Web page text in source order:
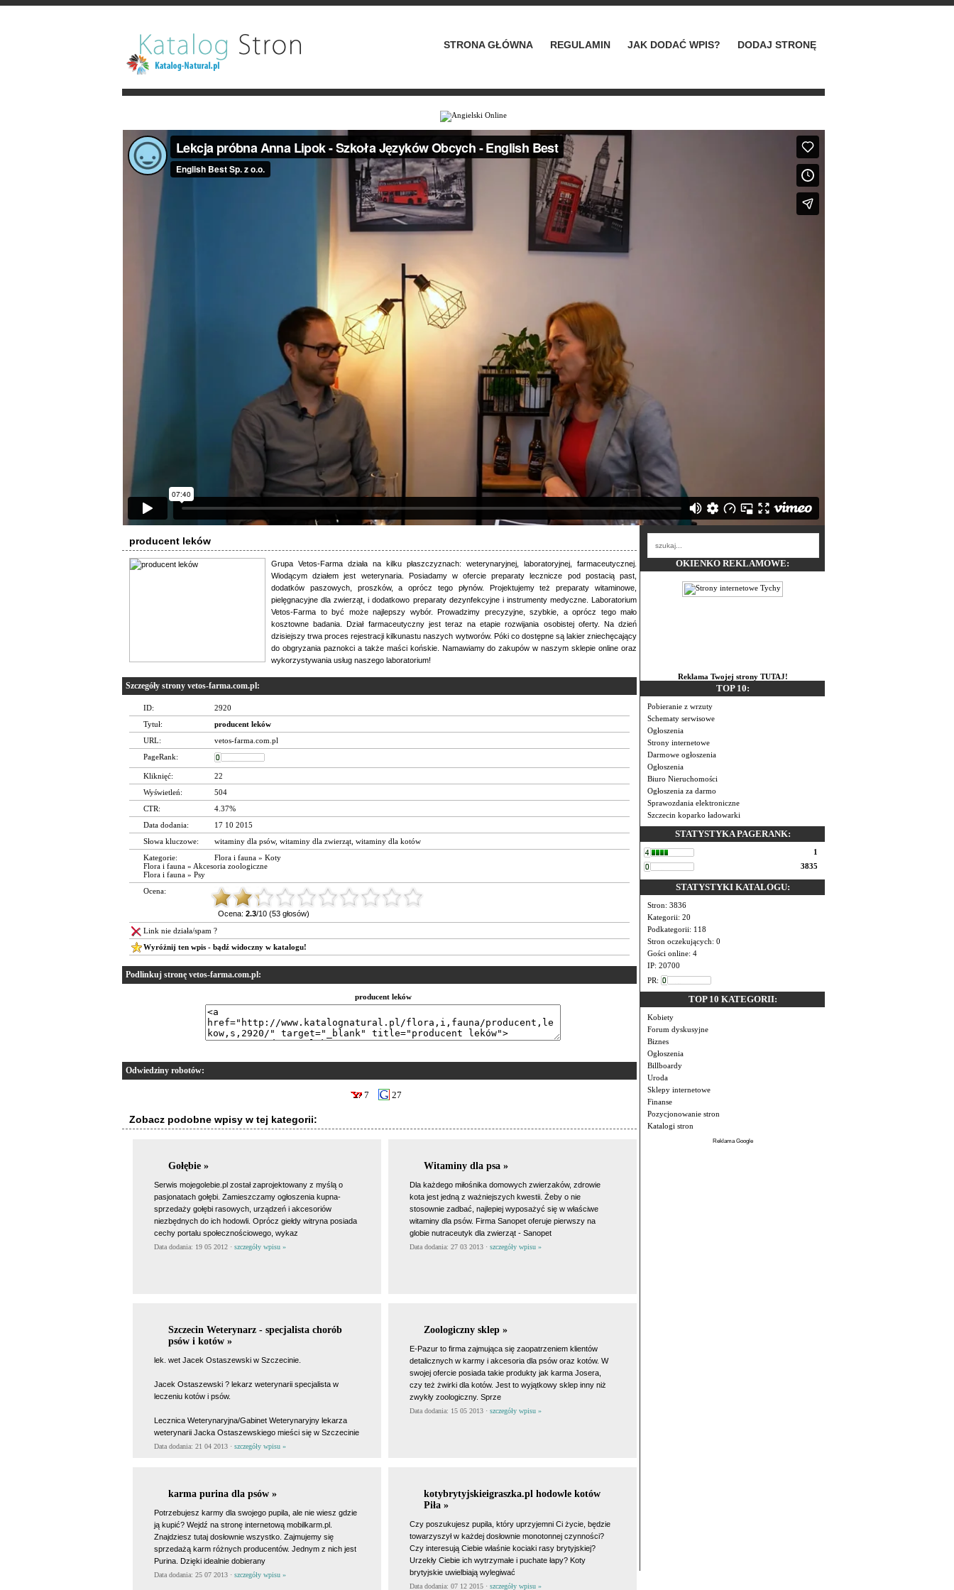
STRONA GŁÓWNA REGULAMIN JAK DODAĆ WPIS? DODAJ STRONĘ
OKIENKO REKLAMOWE:
Reklama Twojej strony TUTAJ!
TOP 10:
Pobieranie z wrzuty
Schematy serwisowe
Ogłoszenia
Strony internetowe
Darmowe ogłoszenia
Ogłoszenia
Biuro Nieruchomości
Ogłoszenia za darmo
Sprawozdania elektroniczne
Szczecin koparko ładowarki
STATYSTYKA PAGERANK:
1
3835
STATYSTYKI KATALOGU:
Stron: 3836
Kategorii: 20
Podkategorii: 118
Stron oczekujących: 0
Gości online: 4
IP: 20700
PR:
TOP 10 KATEGORII:
Kobiety
Forum dyskusyjne
Biznes
Ogłoszenia
Billboardy
Uroda
Sklepy internetowe
Finanse
Pozycjonowanie stron
Katalogi stron
Reklama Google
producent leków
Grupa Vetos-Farma działa na kilku płaszczyznach: weterynaryjnej, laboratoryjnej, farmaceutycznej.
Wiodącym działem jest weterynaria. Posiadamy w ofercie preparaty lecznicze pod postacią past,
dodatków paszowych, proszków, a oprócz tego płynów. Projektujemy też preparaty witaminowe,
pielęgnacyjne dla zwierząt, i dodatkowo preparaty dezynfekcyjne i instrumenty medyczne. Laboratorium
Vetos-Farma to być może najlepszy wybór. Prowadzimy precyzyjne, szybkie, a oprócz tego mało
kosztowne badania. Dział farmaceutyczny jest teraz na etapie rozwijania osobistej oferty. Na dzień
dzisiejszy trwa proces rejestracji kilkunastu naszych wytworów. Póki co dostępne są lakier zniechęcający
do obgryzania paznokci a także maści końskie. Namawiamy do zakupów w naszym sklepie online oraz
wykorzystywania usług naszego laboratorium!
Szczegóły strony vetos-farma.com.pl:
ID:
2920
Tytuł:
producent leków
URL:
vetos-farma.com.pl
PageRank:
Kliknięć:
22
Wyświetleń:
504
CTR:
4.37%
Data dodania:
17 10 2015
Słowa kluczowe:
witaminy dla psów, witaminy dla zwierząt witaminy dla kotów
Kategorie:
Flora i fauna » Koty
Flora i fauna » Akcesoria zoologiczne
Flora i fauna » Psy
Ocena:
Ocena: 2.3/10 (53 głosów)
Link nie działa/spam ?
Wyróżnij ten wpis - bądź widoczny w katalogu!
Podlinkuj stronę vetos-farma.com.pl:
producent leków
Odwiedziny robotów:
7 27
Zobacz podobne wpisy w tej kategorii:
Gołębie »
Serwis mojegolebie.pl został zaprojektowany z myślą o
pasjonatach gołębi. Zamieszczamy ogłoszenia kupna-
sprzedaży gołębi rasowych, urządzeń i akcesoriów
niezbędnych do ich hodowli. Oprócz giełdy witryna posiada
cechy portalu społecznościowego, wykaz
Data dodania: 19 05 2012 · szczegóły wpisu »
Witaminy dla psa »
Dla każdego miłośnika domowych zwierzaków, zdrowie
kota jest jedną z ważniejszych kwestii. Żeby o nie
stosownie zadbać, najlepiej wyposażyć się w właściwe
witaminy dla psów. Firma Sanopet oferuje pierwszy na
globie nutraceutyk dla zwierząt - Sanopet
Data dodania: 27 03 2013 · szczegóły wpisu »
Szczecin Weterynarz - specjalista chorób
psów i kotów »
lek. wet Jacek Ostaszewski w Szczecinie.
Jacek Ostaszewski ? lekarz weterynarii specjalista w
leczeniu kotów i psów.
Lecznica Weterynaryjna/Gabinet Weterynaryjny lekarza
weterynarii Jacka Ostaszewskiego mieści się w Szczecinie
Data dodania: 21 04 2013 · szczegóły wpisu »
Zoologiczny sklep »
E-Pazur to firma zajmująca się zaopatrzeniem klientów
detalicznych w karmy i akcesoria dla psów oraz kotów. W
swojej ofercie posiada takie produkty jak karma Josera,
czy też żwirki dla kotów. Jest to wyjątkowy sklep inny niż
zwykły zoologiczny. Sprze
Data dodania: 15 05 2013 · szczegóły wpisu »
karma purina dla psów »
Potrzebujesz karmy dla swojego pupila, ale nie wiesz gdzie
ją kupić? Wejdź na stronę internetową mobilkarm.pl.
Znajdziesz tutaj dosłownie wszystko. Zajmujemy się
sprzedażą karm różnych producentów. Jednym z nich jest
Purina. Dzięki idealnie dobierany
Data dodania: 25 07 2013 · szczegóły wpisu »
kotybrytyjskieigraszka.pl hodowle kotów
Piła »
Czy poszukujesz pupila, który uprzyjemni Ci życie, będzie
towarzyszył w każdej dosłownie monotonnej czynności?
Czy interesują Ciebie właśnie kociaki rasy brytyjskiej?
Urzekły Ciebie ich wytrzymałe i puchate łapy? Koty
brytyjskie uwielbiają wylegiwać
Data dodania: 07 12 2015 · szczegóły wpisu »